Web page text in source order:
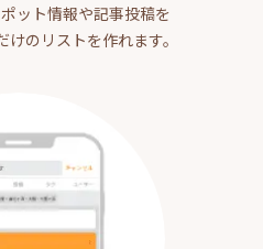
ット情報や記事投稿を
のリストを作れます。